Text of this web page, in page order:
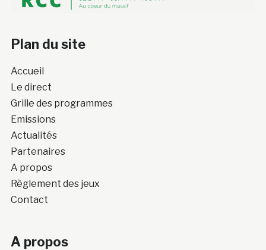
Plan du site
Accueil
Le direct
Grille des programmes
Emissions
Actualités
Partenaires
A propos
Règlement des jeux
Contact
A propos